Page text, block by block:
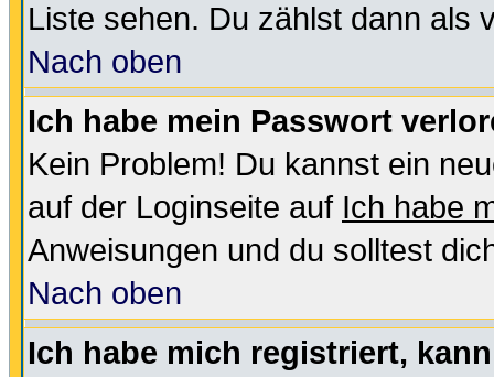
Liste sehen. Du zählst dann als
Nach oben
Ich habe mein Passwort
Kein Problem! Du kannst ein
auf der Loginseite auf Ich habe
Anweisungen und du solltest
Nach oben
Ich habe mich registriert,